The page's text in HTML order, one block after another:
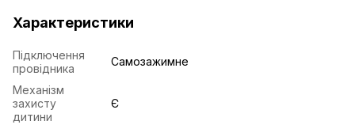
Характеристики
Підключення
провідника
Самозажимне
Механізм
захисту
дитини
Є